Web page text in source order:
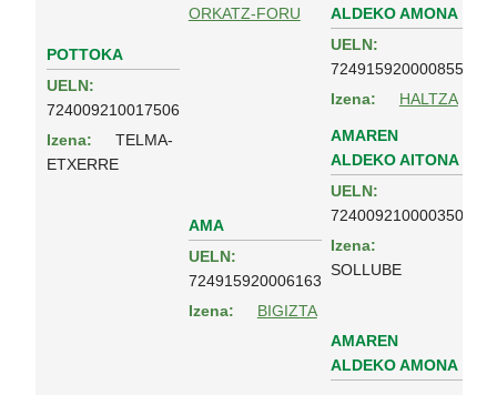
POTTOKA
UELN:
724009210017506
Izena:
TELMA-
ETXERRE
ORKATZ-FORU
ALDEKO AMONA
UELN:
724915920000855
Izena:
HALTZA
AMA
UELN:
724915920006163
Izena:
BIGIZTA
AMAREN
ALDEKO AITONA
UELN:
724009210000350
Izena:
SOLLUBE
AMAREN
ALDEKO AMONA